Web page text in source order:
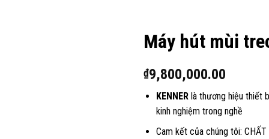
Máy hút mùi
₫9,800,000.00
KENNERlà thương hiệu thiết
kinh nghiệm trong nghề
Cam kết của chúng tôi: